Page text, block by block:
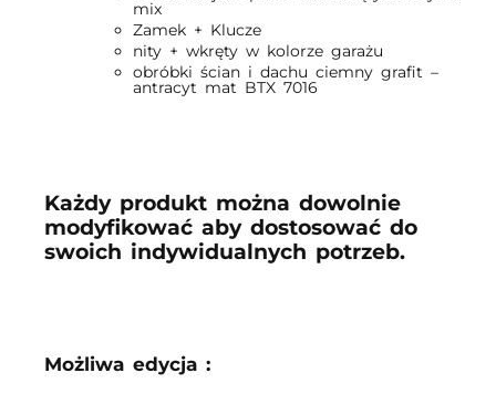
mix
Zamek + Klucze
nity + wkręty w kolorze garażu
obróbki ścian i dachu ciemny grafit –
antracyt mat BTX 7016
Każdy produkt można dowolnie
modyfikować aby dostosować do
swoich indywidualnych potrzeb.
Możliwa edycja :